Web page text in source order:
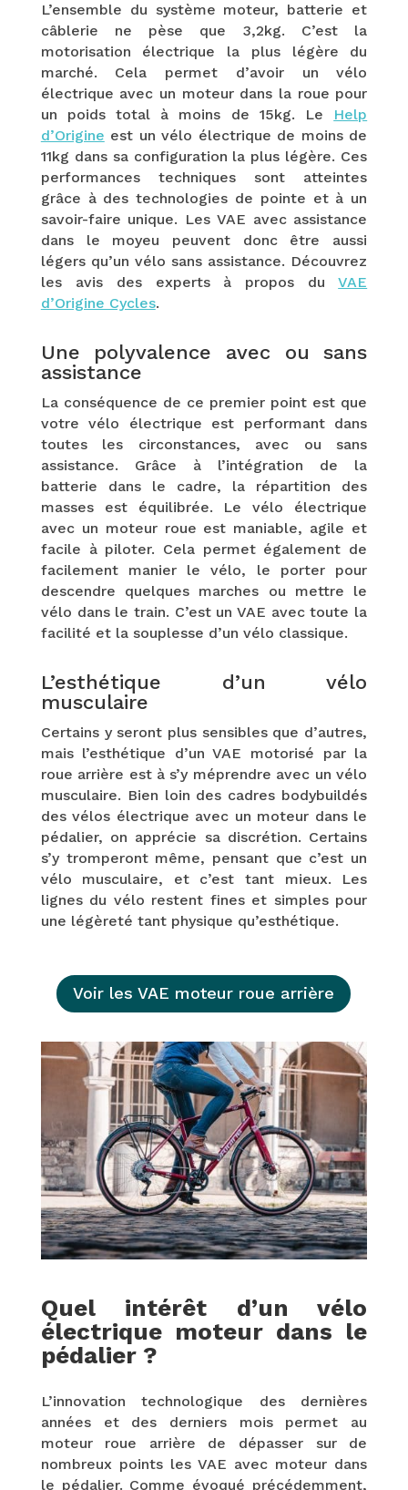
L’ensemble du système moteur, batterie et
câblerie ne pèse que 3,2kg. C’est la
motorisation électrique la plus légère du
marché. Cela permet d’avoir un vélo
électrique avec un moteur dans la roue pour
un poids total à moins de 15kg. Le Help
d’Origine est un vélo électrique de moins de
11kg dans sa configuration la plus légère. Ces
performances techniques sont atteintes
grâce à des technologies de pointe et à un
savoir-faire unique. Les VAE avec assistance
dans le moyeu peuvent donc être aussi
légers qu’un vélo sans assistance. Découvrez
les avis des experts à propos duVAE
d’Origine Cycles.
Une polyvalence avec ou sans
assistance
La conséquence de ce premier point est que
votre vélo électrique est performant dans
toutes les circonstances, avec ou sans
assistance. Grâce à l’intégration de la
batterie dans le cadre, la répartition des
masses est équilibrée. Le vélo électrique
avec un moteur roue est maniable, agile et
facile à piloter. Cela permet également de
facilement manier le vélo, le porter pour
descendre quelques marches ou mettre le
vélo dans le train. C’est un VAE avec toute la
facilité et la souplesse d’un vélo classique.
L’esthétique d’un vélo
musculaire
Certains y seront plus sensibles que d’autres,
mais l’esthétique d’un VAE motorisé par la
roue arrière est à s’y méprendre avec un vélo
musculaire. Bien loin des cadres bodybuildés
des vélos électrique avec un moteur dans le
pédalier, on apprécie sa discrétion. Certains
s’y tromperont même, pensant que c’est un
vélo musculaire, et c’est tant mieux. Les
lignes du vélo restent fines et simples pour
une légèreté tant physique qu’esthétique.
Voir les VAE moteur roue arrière
Quel intérêt d’un vélo
électrique moteur dans le
pédalier ?
L’innovation technologique des dernières
années et des derniers mois permet au
moteur roue arrière de dépasser sur de
nombreux points les VAE avec moteur dans
le pédalier. Comme évoqué précédemment,